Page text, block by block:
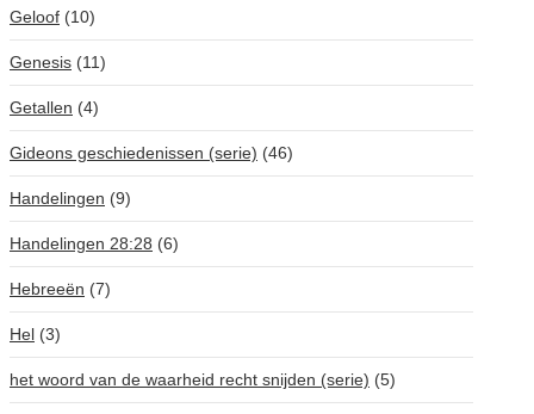
Geloof (10)
Genesis (11)
Getallen (4)
Gideons geschiedenissen (serie) (46)
Handelingen (9)
Handelingen 28:28 (6)
Hebreeën (7)
Hel (3)
het woord van de waarheid recht snijden (serie) (5)